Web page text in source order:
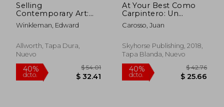
Selling
Contemporary Art:
How to Navigate the
Evolving Market (en
Winkleman, Edward
Allworth, Tapa Dura,
Nuevo
At Your Best Como
Carpintero: Un
Playbook Para La
Construcción de Una
Lanzamiento de Un
Próspero Negocio
Carpintero
Carosso, Juan
Skyhorse Publishing, 2018,
Tapa Blanda, Nuevo